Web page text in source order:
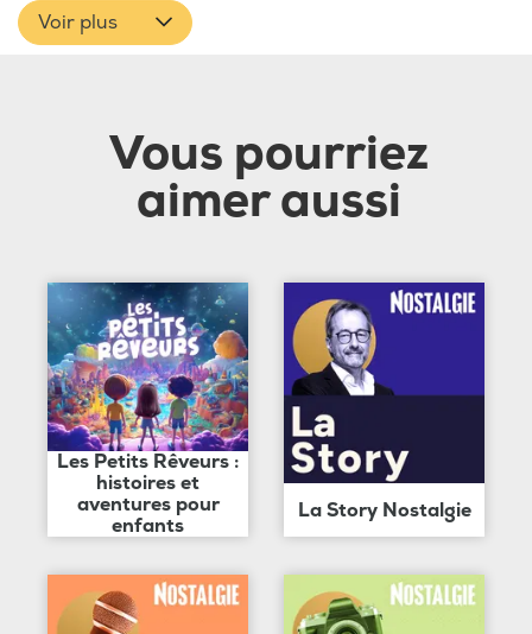
Voir plus
Vous pourriez
aimer aussi
Les Petits Rêveurs :
histoires et
aventures pour
enfants
La Story Nostalgie